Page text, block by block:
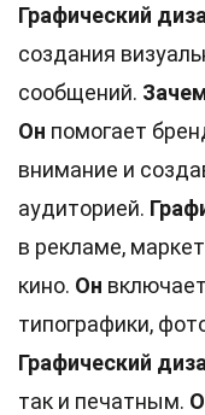
Графический
создания
сообщений.
Он помогает
внимание и
аудиторией.
в рекламе,
кино. Он
типографики,
Графический
так и печатным.